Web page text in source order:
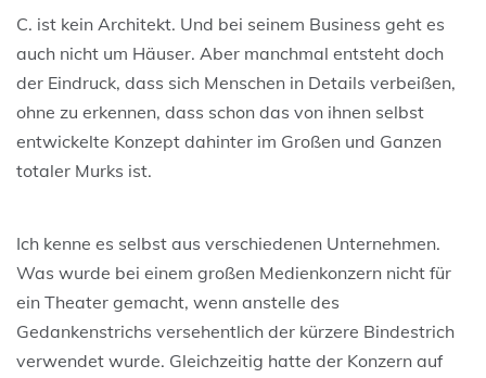
C. ist kein Architekt. Und bei seinem Business geht es
auch nicht um Häuser. Aber manchmal entsteht doch
der Eindruck, dass sich Menschen in Details verbeißen,
ohne zu erkennen, dass schon das von ihnen selbst
entwickelte Konzept dahinter im Großen und Ganzen
totaler Murks ist.
Ich kenne es selbst aus verschiedenen Unternehmen.
Was wurde bei einem großen Medienkonzern nicht für
ein Theater gemacht, wenn anstelle des
Gedankenstrichs versehentlich der kürzere Bindestrich
verwendet wurde. Gleichzeitig hatte der Konzern auf